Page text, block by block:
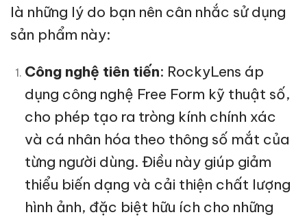
là những lý do bạn nên cân nhắc sử dụng
sản phẩm này:
Công nghệ tiên tiến: RockyLens áp
dụng công nghệ Free Form kỹ thuật số,
cho phép tạo ra tròng kính chính xác
và cá nhân hóa theo thông số mắt của
từng người dùng. Điều này giúp giảm
thiểu biến dạng và cải thiện chất lượng
hình ảnh, đặc biệt hữu ích cho những